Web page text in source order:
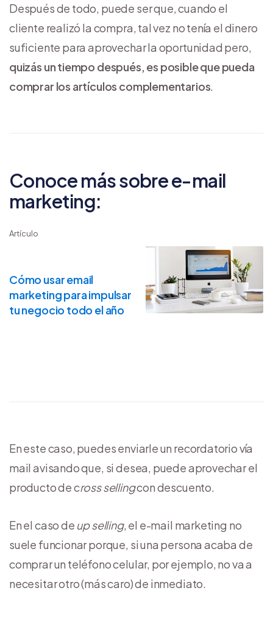
Después de todo, puede ser que, cuando el
cliente realizó la compra, tal vez no tenía el dinero
suficiente para aprovechar la oportunidad pero,
quizás un tiempo después, es posible que pueda
comprar los artículos complementarios.
Conoce más sobre e-mail
marketing:
Artículo
Cómo usar email
marketing para impulsar
tu negocio todo el año
En este caso, puedes enviarle un recordatorio vía
mail avisando que, si desea, puede aprovechar el
producto de cross sellingcon descuento.
En el caso de up selling, el e-mail marketing no
suele funcionar porque, si una persona acaba de
comprar un teléfono celular, por ejemplo, no va a
necesitar otro (más caro) de inmediato.